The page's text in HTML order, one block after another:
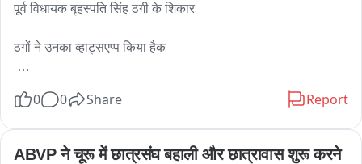
पूर्व विधायक बृहस्पति सिंह ठगी के शिकार
ठगों ने उनका व्हाट्सएप्प किया हैक
व्हाट्सपर पर मांग रहे हैं पैसे
कई लोगों ने ठग को किए पैसे ट्रांसफर
0 0 Share Report
ABVP ने चूरू में छात्रसंघ बहाली और छात्रावास शुरू करने